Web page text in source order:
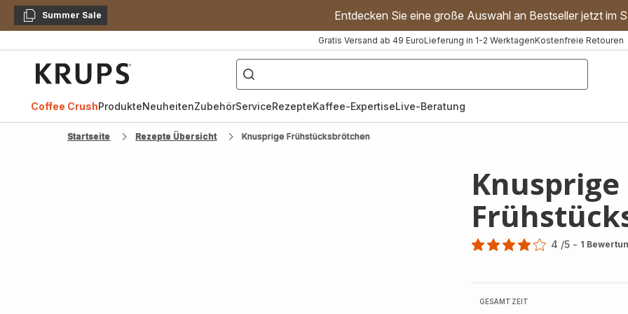
KopierenSummer Sale Entdecken Sie eine große Auswahl an Bestseller jetzt im
Gratis Versand ab 49 EuroLieferung in 1-2 WerktagenKostenfreie Retouren
["Kaffeevollautomat","Handmixer","Waffeleisen"]
Coffee CrushProdukteNeuheitenZubehörServiceRezepteKaffee-ExpertiseLive-Beratung
Startseite Rezepte Übersicht Knusprige Frühstücksbrötchen
Knusprige
4
Sternen
4 /5 - 1
GESAMTZEIT